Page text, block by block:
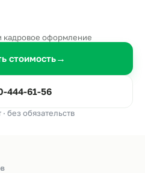
кадровое оформление
стоимость→
444-61-56
без обязательств